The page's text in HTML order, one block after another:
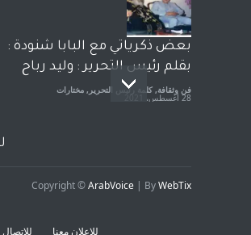
بعض ذكرياتي مع البابا شنودة :
بقلم رئيس التحرير : وليد رباح
فن وثقافة, كلمة رئيس التحرير , مختارات
28 أغسطس، 2021
Copyright ©ArabVoice | ByWebTix
للإعلان معنا للاتصال